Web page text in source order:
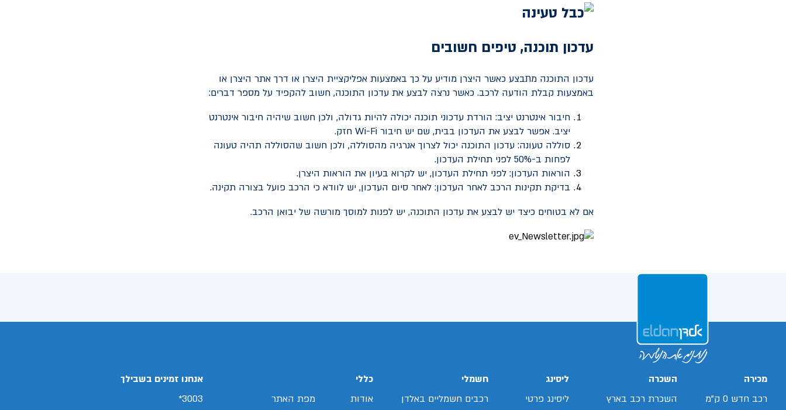
עדכון תוכנה, טיפים חשובים
עדכון התוכנה מתבצע כאשר היצרן מודיע על כך באמצעות אפליקציית היצרן או דרך אתר היצרן או
באמצעות קבלת הודעה לרכב. כאשר נרצה לבצע את עדכון התוכנה, חשוב להקפיד על מספר דברים:
חיבור אינטרנט יציב: הורדת עדכוני תוכנה יכולה להיות גדולה, ולכן חשוב שיהיה חיבור אינטרנט
יציב. אפשר לבצע את העדכון בבית, שם יש חיבור Wi-Fi חזק.
סוללה טעונה: עדכון התוכנה יכול לצרוך אנרגיה מהסוללה, ולכן חשוב שהסוללה תהיה טעונה
לפחות ב-50% לפני תחילת העדכון.
הוראות העדכון: לפני תחילת העדכון, יש לקרוא בעיון את הוראות היצרן.
בדיקת תקינות הרכב לאחר העדכון: לאחר סיום העדכון, יש לוודא כי הרכב פועל בצורה תקינה.
אם לא בטוחים כיצד יש לבצע את עדכון התוכנה, יש לפנות למוסך מורשה של יבואן הרכב.
מכירה
רכב חדש 0 ק"מ
השכרה
השכרת רכב בארץ
ליסינג
ליסינג פרטי
חשמלי
רכבים חשמליים באלדן
כללי
אודות
מפת האתר
אנחנו זמינים בשבילך
3003*